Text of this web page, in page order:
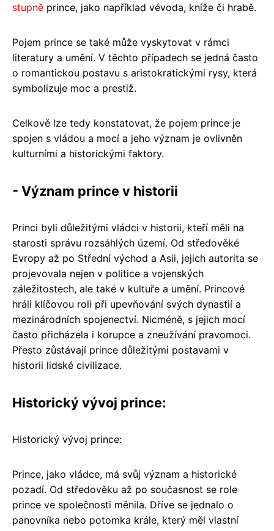
stupně prince, jako například vévoda, kníže či hrabě.
Pojem prince se také může vyskytovat v rámci
literatury a umění. V těchto případech se jedná často
o romantickou postavu s aristokratickými rysy, která
symbolizuje moc a prestiž.
Celkově lze tedy konstatovat, že pojem prince je
spojen s vládou a mocí a jeho význam je ovlivněn
kulturními a historickými faktory.
- Význam prince v historii
Princi byli důležitými vládci v historii, kteří měli na
starosti správu rozsáhlých území. Od středověké
Evropy až po Střední východ a Asii, jejich autorita se
projevovala nejen v politice a vojenských
záležitostech, ale také v kultuře a umění. Princové
hráli klíčovou roli při upevňování svých dynastií a
mezinárodních spojenectví. Nicméně, s jejich mocí
často přicházela i korupce a zneužívání pravomoci.
Přesto zůstávají prince důležitými postavami v
historii lidské civilizace.
Historický vývoj prince:
Historický vývoj prince:
Prince, jako vládce, má svůj význam a historické
pozadí. Od středověku až po současnost se role
prince ve společnosti měnila. Dříve se jednalo o
panovníka nebo potomka krále, který měl vlastní